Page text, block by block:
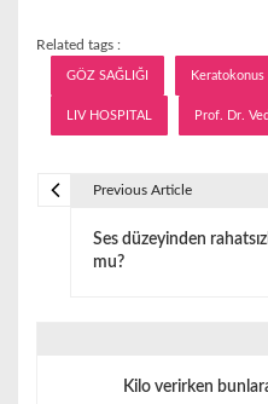
Related tags :
GÖZ SAĞLIĞI Keratokonus
LIV HOSPITAL Prof. Dr.
Previous Article
Ses düzeyinden
mu?
Kilo verirken